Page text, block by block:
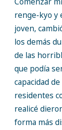
renge-kyo y
joven,
los demás
de las
que podía
capacidad
residentes
realicé
forma más